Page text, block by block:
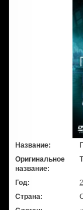
Название:
Оригинальное
название:
Год:
Страна: